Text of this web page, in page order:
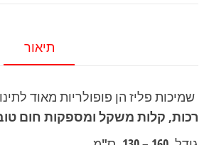
תיאור
שמיכות פליז הן פופולריות מאוד
רכות, קלות משקל ומספקות חום